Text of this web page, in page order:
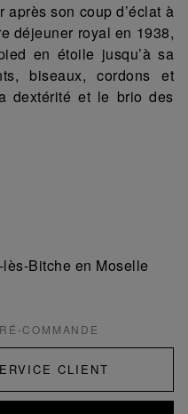
son coup d’éclat à
déjeuner royal en 1938,
en étoile jusqu’à sa
biseaux, cordons et
dextérité et le brio des
Bitche en Moselle
COMMANDE
CLIENT